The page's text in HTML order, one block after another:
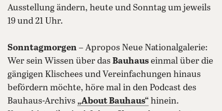
Ausstellung ändern, heute und Sonntag um jeweils
19 und 21 Uhr.
Sonntagmorgen – Apropos Neue Nationalgalerie:
Wer sein Wissen über das Bauhaus einmal über die
gängigen Klischees und Vereinfachungen hinaus
befördern möchte, höre mal in den Podcast des
Bauhaus-Archivs „About Bauhaus“ hinein.